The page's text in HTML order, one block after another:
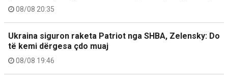
08/08 20:35
Ukraina siguron raketa Patriot nga SHBA, Zelensky: Do
të kemi dërgesa çdo muaj
08/08 19:46